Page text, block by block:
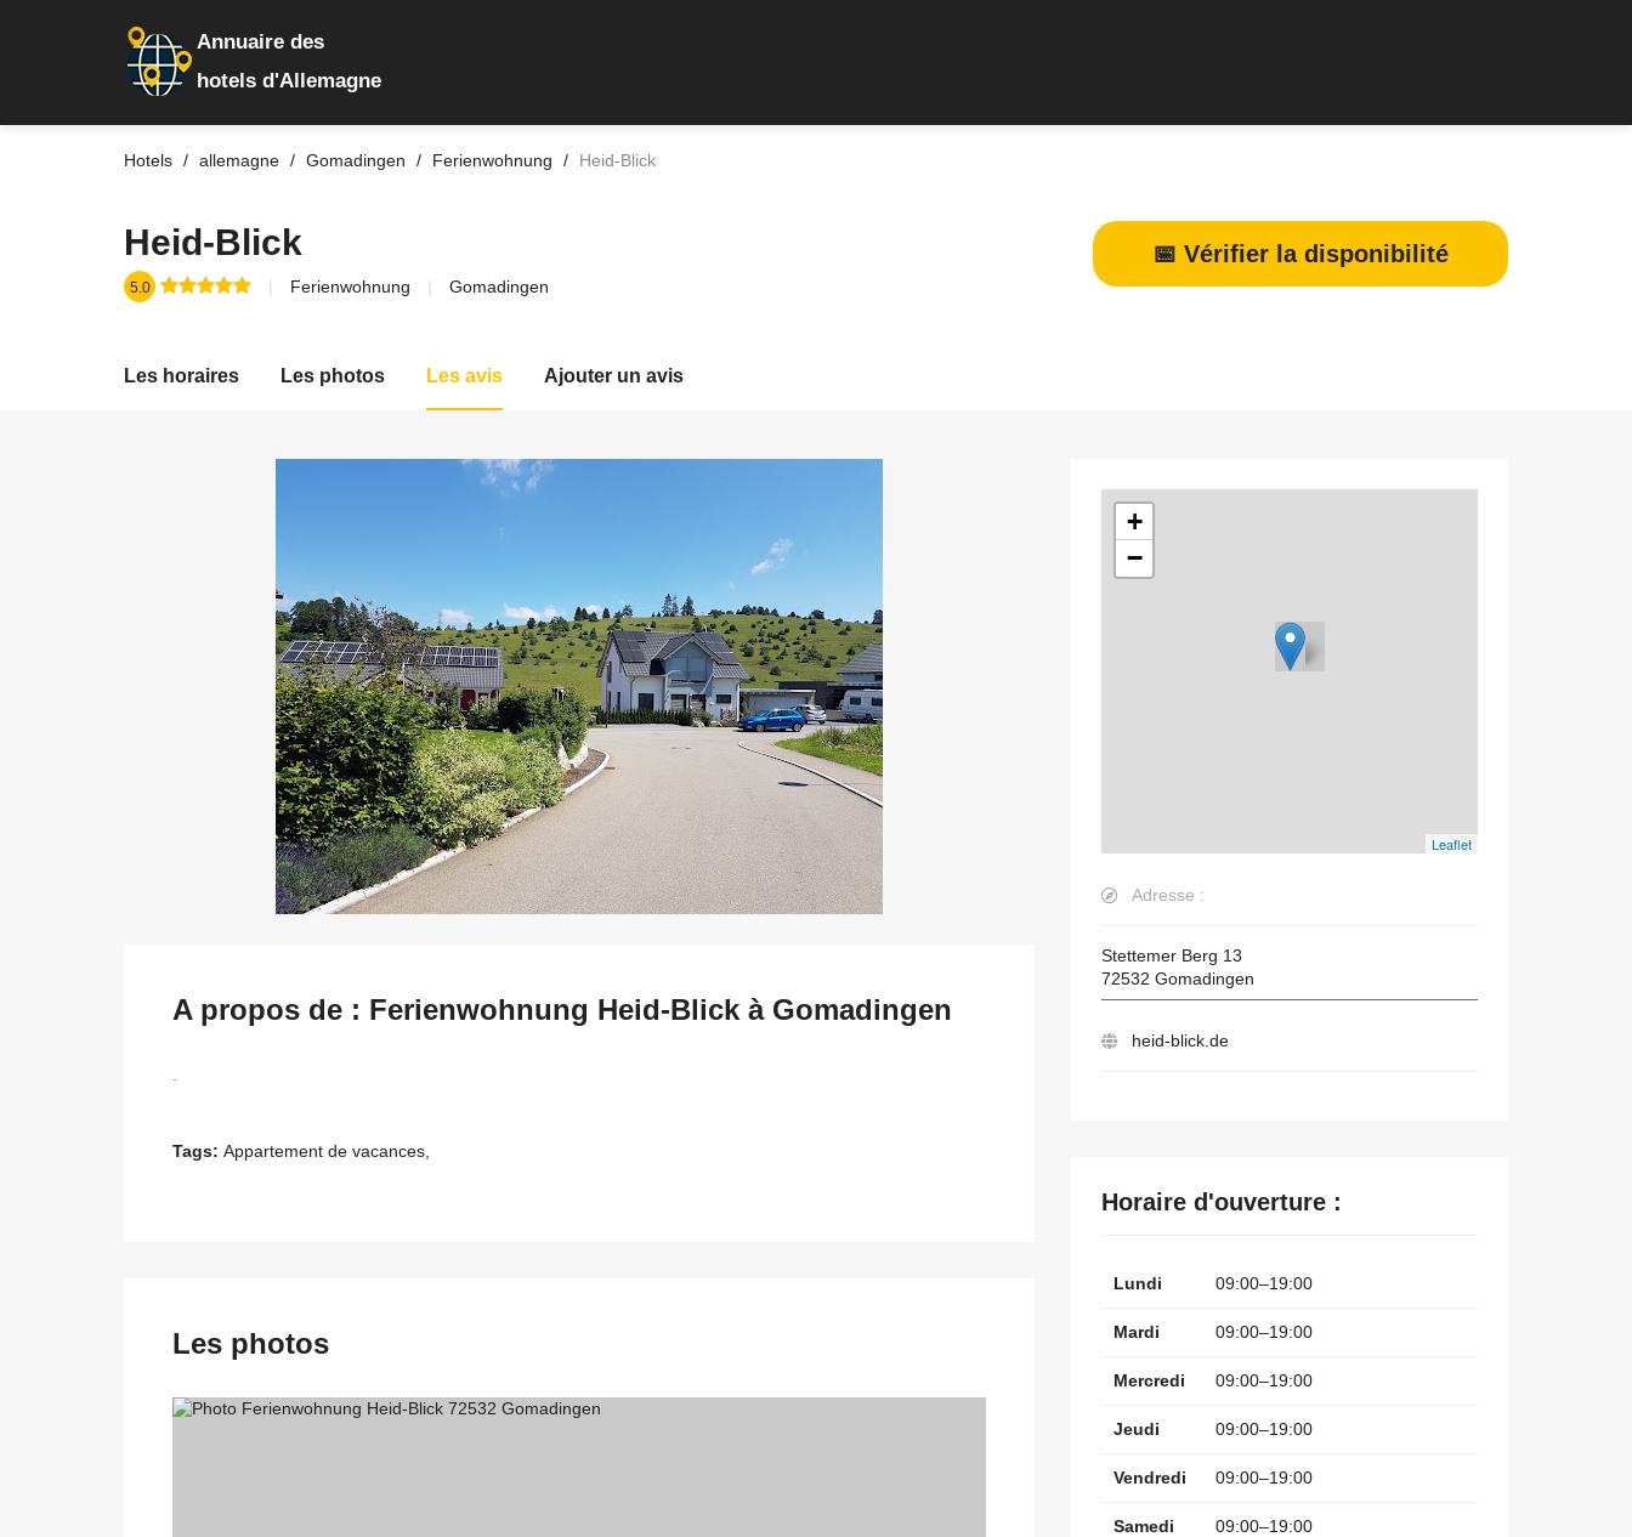
Annuaire des
hotels d'Allemagne
Hotels allemagne Gomadingen Ferienwohnung Heid-Blick
Heid-Blick
5.0 Ferienwohnung Gomadingen
📅 Vérifier la disponibilité
Les horaires Les photos Les avis Ajouter un avis
A propos de : Ferienwohnung Heid-Blick à Gomadingen
Tags: Appartement de vacances,
Les photos
+
−
Leaflet
Adresse :
Stettemer Berg 13
72532 Gomadingen
heid-blick.de
Horaire d'ouverture :
Lundi 09:00–19:00
Mardi 09:00–19:00
Mercredi 09:00–19:00
Jeudi 09:00–19:00
Vendredi 09:00–19:00
Samedi 09:00–19:00